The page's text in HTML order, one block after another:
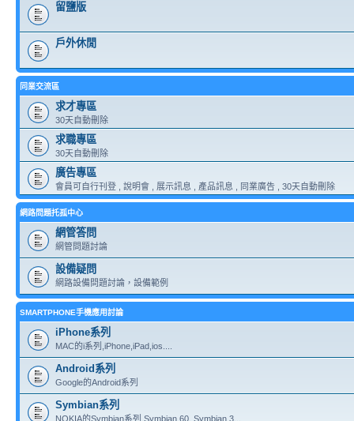
留鹽版
戶外休閒
同業交流區
求才專區
30天自動刪除
求職專區
30天自動刪除
廣告專區
會員可自行刊登 , 說明會 , 展示訊息 , 產品訊息 , 同業廣告 , 30天自動刪除
網路問題托孤中心
網管答問
網管問題討論
設備疑問
網路設備問題討論，設備範例
SMARTPHONE手機應用討論
iPhone系列
MAC的i系列,iPhone,iPad,ios....
Android系列
Google的Android系列
Symbian系列
NOKIA的Symbian系列,Symbian 60, Symbian 3...